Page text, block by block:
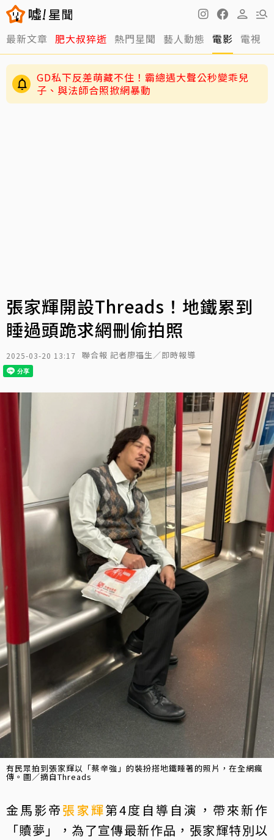
最新文章 肥大叔猝逝 熱門星聞 藝人動態 電影 電視
周渝民護女超狂！放話未來女婿千萬聘金才行
張家輝開設Threads！地鐵累到
睡過頭跪求網刪偷拍照
2025-03-20 13:17 聯合報 記者廖福生／即時報導
有民眾拍到張家輝以「蔡辛強」的裝扮搭地鐵睡著的照片，在全網瘋
傳。圖／摘自Threads
金馬影帝張家輝第4度自導自演，帶來新作
「贖夢」，為了宣傳最新作品，張家輝特別以